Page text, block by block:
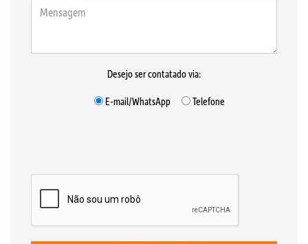
Desejo ser contatado via:
E-mail/WhatsApp
Telefone